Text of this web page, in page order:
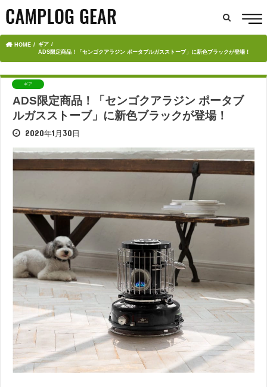
HOME
ギア
ADS限定商品！「センゴクアラジン ポータブルガスストーブ」に新色ブラックが登場！
ギア
ADS限定商品！「センゴクアラジン ポータブ
ルガスストーブ」に新色ブラックが登場！
2020年1月30日